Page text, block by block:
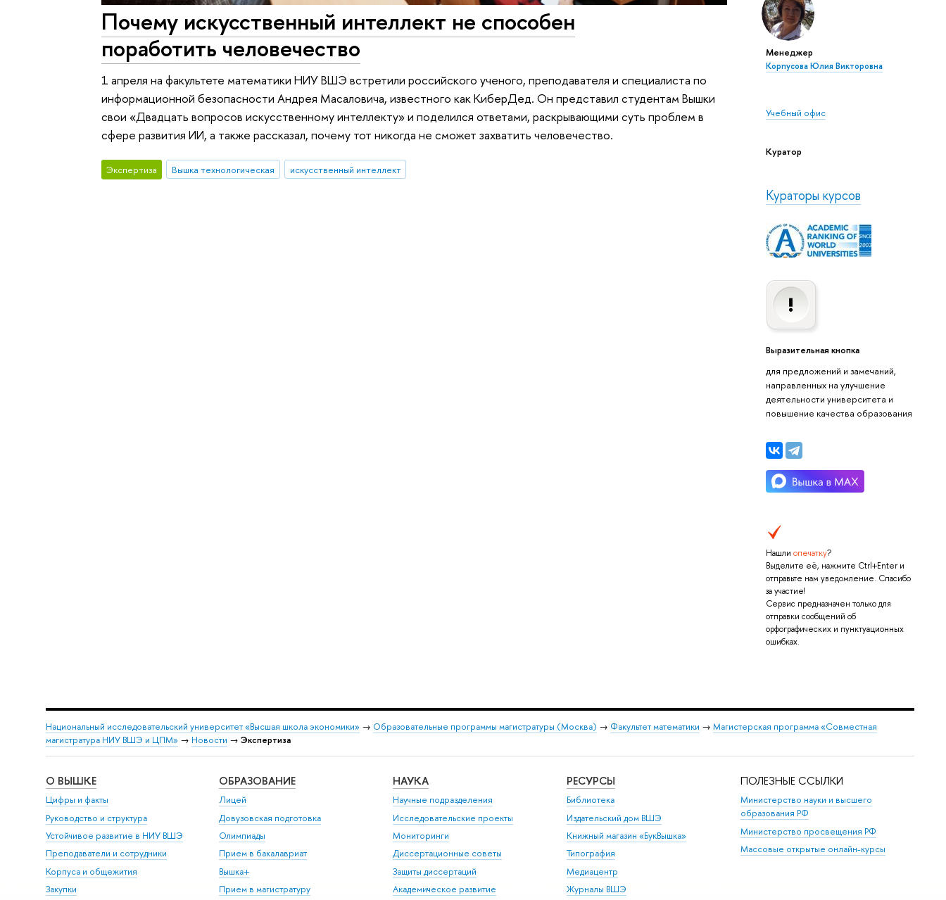
Менеджер
Корпусова Юлия Викторовна
Учебный офис
Куратор
Кураторы курсов
Выразительная кнопка
для предложений и замечаний,
направленных на улучшение
деятельности университета и
повышение качества образования
Нашли опечатку?
Выделите её, нажмите Ctrl+Enter и
отправьте нам уведомление. Спасибо
за участие!
Сервис предназначен только для
отправки сообщений об
орфографических и пунктуационных
ошибках.
Почему искусственный интеллект не способен
поработить человечество
1 апреля на факультете математики НИУ ВШЭ встретили российского ученого, преподавателя и специалиста по
информационной безопасности Андрея Масаловича, известного как КиберДед. Он представил студентам Вышки
свои «Двадцать вопросов искусственному интеллекту» и поделился ответами, раскрывающими суть проблем в
сфере развития ИИ, а также рассказал, почему тот никогда не сможет захватить человечество.
Экспертиза Вышка технологическая искусственный интеллект
Национальный исследовательский университет «Высшая школа экономики» → Образовательные программы магистратуры (Москва) → Факультет математики → Магистерская программа «Совместная
магистратура НИУ ВШЭ и ЦПМ» → Новости → Экспертиза
О ВЫШКЕ
Цифры и факты
Руководство и структура
Устойчивое развитие в НИУ ВШЭ
Преподаватели и сотрудники
Корпуса и общежития
Закупки
ОБРАЗОВАНИЕ
Лицей
Довузовская подготовка
Олимпиады
Прием в бакалавриат
Вышка+
Прием в магистратуру
НАУКА
Научные подразделения
Исследовательские проекты
Мониторинги
Диссертационные советы
Защиты диссертаций
Академическое развитие
РЕСУРСЫ
Библиотека
Издательский дом ВШЭ
Книжный магазин «БукВышка»
Типография
Медиацентр
Журналы ВШЭ
ПОЛЕЗНЫЕ ССЫЛКИ
Министерство науки и высшего
образования РФ
Министерство просвещения РФ
Массовые открытые онлайн-курсы